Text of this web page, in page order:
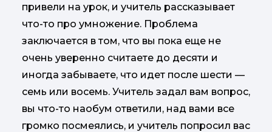
привели на урок, и учитель рассказывает
что-то про умножение. Проблема
заключается в том, что вы пока еще не
очень уверенно считаете до десяти и
иногда забываете, что идет после шести —
семь или восемь. Учитель задал вам вопрос,
вы что-то наобум ответили, над вами все
громко посмеялись, и учитель попросил вас